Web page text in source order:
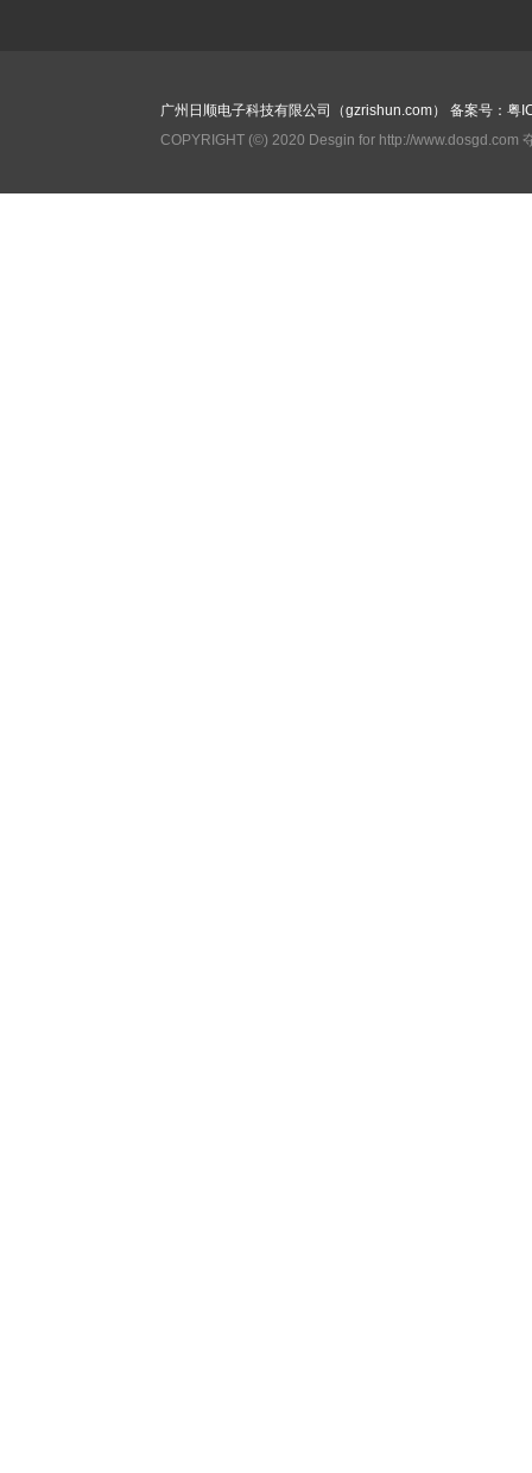
广州日顺电子科技有限公司（gzrishun.com） 备案号：粤
COPYRIGHT (©) 2020 Desgin for http://www.dosgd.com